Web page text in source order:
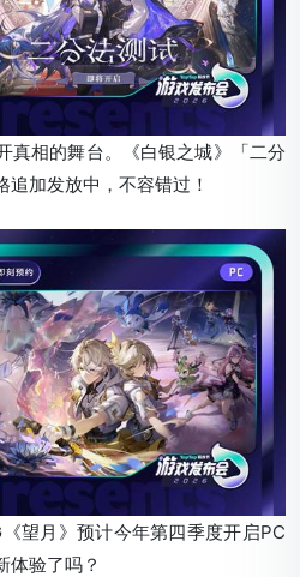
真相的舞台。《白银之城》「二分
加发放中，不容错过！
望月》预计今年第四季度开启PC
体验了吗？